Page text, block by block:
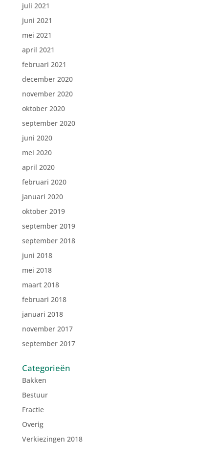
juli 2021
juni 2021
mei 2021
april 2021
februari 2021
december 2020
november 2020
oktober 2020
september 2020
juni 2020
mei 2020
april 2020
februari 2020
januari 2020
oktober 2019
september 2019
september 2018
juni 2018
mei 2018
maart 2018
februari 2018
januari 2018
november 2017
september 2017
Categorieën
Bakken
Bestuur
Fractie
Overig
Verkiezingen 2018